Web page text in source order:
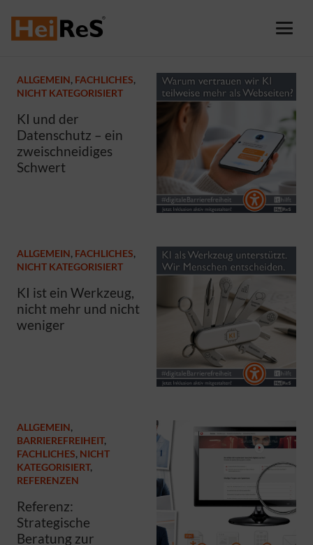
ALLGEMEIN, FACHLICHES,
NICHT KATEGORISIERT
KI und der
Datenschutz – ein
zweischneidiges
Schwert
ALLGEMEIN, FACHLICHES,
NICHT KATEGORISIERT
KI ist ein Werkzeug,
nicht mehr und nicht
weniger
ALLGEMEIN,
BARRIEREFREIHEIT,
FACHLICHES, NICHT
KATEGORISIERT,
REFERENZEN
Referenz:
Strategische
Beratung zur